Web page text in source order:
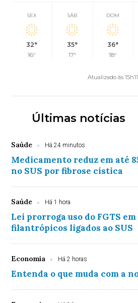
SEX
32°
16°
SÁB
35°
17°
DOM
36°
18°
Atualizado às 15h11
Últimas notícias
Saúde Há 24 minutos
Medicamento reduz em até
no SUS por fibrose cística
Saúde Há 1 hora
Lei prorroga uso do FGTS
filantrópicos ligados ao SUS
Economia Há 2 horas
Entenda o que muda com a